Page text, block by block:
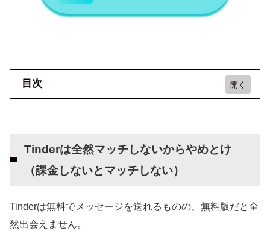
目次
Tinder（ティンダー）でマッチしない原因や理
由は？
Tinderは全然マッチしないからやめとけ
（課金しないとマッチしない）
Tinderは無料でメッセージを送れるものの、無料版だと全
然出会えません。